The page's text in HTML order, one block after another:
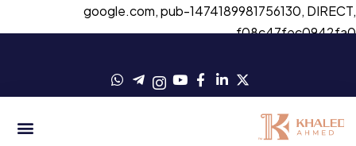
google.com, pub-1474189981756130,